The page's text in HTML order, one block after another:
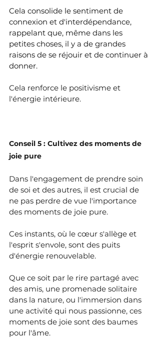
Cela consolide le sentiment de
connexion et d'interdépendance,
rappelant que, même dans les
petites choses, il y a de grandes
raisons de se réjouir et de continuer à
donner.
Cela renforce le positivisme et
l'énergie intérieure.
Conseil 5 : Cultivez des moments de
joie pure
Dans l'engagement de prendre soin
de soi et des autres, il est crucial de
ne pas perdre de vue l'importance
des moments de joie pure.
Ces instants, où le cœur s'allège et
l'esprit s'envole, sont des puits
d'énergie renouvelable.
Que ce soit par le rire partagé avec
des amis, une promenade solitaire
dans la nature, ou l'immersion dans
une activité qui nous passionne, ces
moments de joie sont des baumes
pour l'âme.